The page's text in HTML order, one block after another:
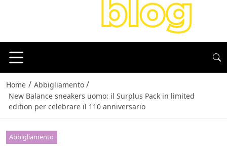
Home / Abbigliamento /
New Balance sneakers uomo: il Surplus Pack in limited
edition per celebrare il 110 anniversario
Abbigliamento